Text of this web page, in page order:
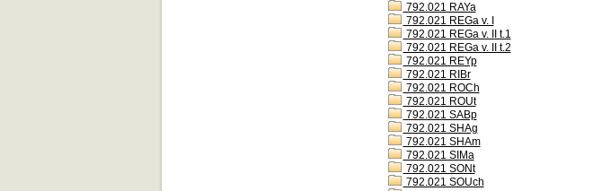
792.021 RAYa
792.021 REGa v. I
792.021 REGa v. II t.1
792.021 REGa v. II t.2
792.021 REYp
792.021 RIBr
792.021 ROCh
792.021 ROUt
792.021 SABp
792.021 SHAg
792.021 SHAm
792.021 SIMa
792.021 SONt
792.021 SOUch